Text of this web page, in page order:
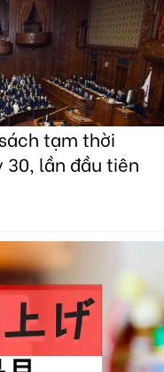
tạm thời
30, lần đầu tiên